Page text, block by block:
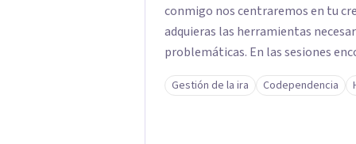
conmigo nos centraremos en tu
adquieras las herramientas
problemáticas. En las sesiones
juicios, donde explorar tus
en tu crecimiento. personal
Gestión de la ira Codependencia